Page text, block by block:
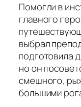
Помогли в
главного
выбрал
подготовила
но он
смешного,
большими